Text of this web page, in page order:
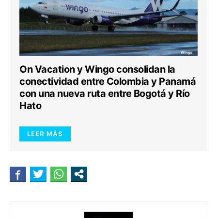
On Vacation y Wingo consolidan la
conectividad entre Colombia y Panamá
con una nueva ruta entre Bogotá y Río
Hato
LEER MÁS